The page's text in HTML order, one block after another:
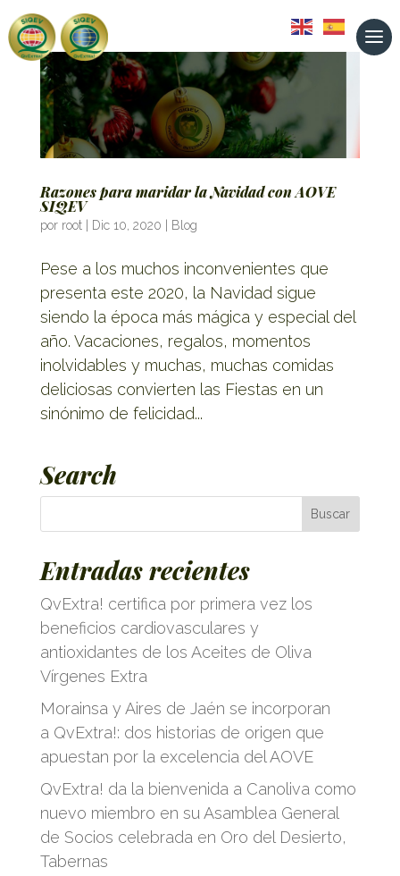
Razones para maridar la Navidad con AOVE
SIQEV
por root| Dic 10, 2020 Blog
Pese a los muchos inconvenientes que
presenta este 2020, la Navidad sigue
siendo la época más mágica y especial del
año. Vacaciones, regalos, momentos
inolvidables y muchas, muchas comidas
deliciosas convierten las Fiestas en un
sinónimo de felicidad...
Search
Entradas recientes
QvExtra! certifica por primera vez los
beneficios cardiovasculares y
antioxidantes de los Aceites de Oliva
Vírgenes Extra
Morainsa y Aires de Jaén se incorporan
a QvExtra!: dos historias de origen que
apuestan por la excelencia del AOVE
QvExtra! da la bienvenida a Canoliva como
nuevo miembro en su Asamblea General
de Socios celebrada en Oro del Desierto,
Tabernas